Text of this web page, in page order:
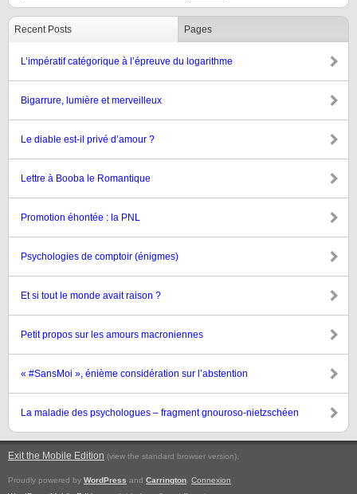
Recent Posts Pages
L’impératif catégorique à l’épreuve du logarithme
Bigarrure, lumière et merveilleux
Le diable est-il privé d’amour ?
Lettre à Booba le Romantique
Promotion éhontée : la PNL
Psychologies de comptoir (énigmes)
Et si tout le monde avait raison ?
Petit propos sur les amours macroniennes
« #SansMoi », énième considération sur l’abstention
La maladie des psychologues – fragment gnouroso-nietzschéen
Exit the Mobile Edition (view the standard browser version).
Proudly powered by WordPress and Carrington Connexion